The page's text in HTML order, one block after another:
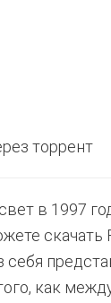
торрент
в 1997
скачать
себя
как